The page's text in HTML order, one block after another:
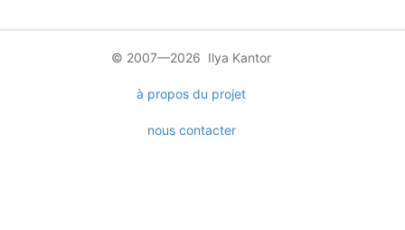
© 2007—2026 Ilya Kantor
à propos du projet
nous contacter